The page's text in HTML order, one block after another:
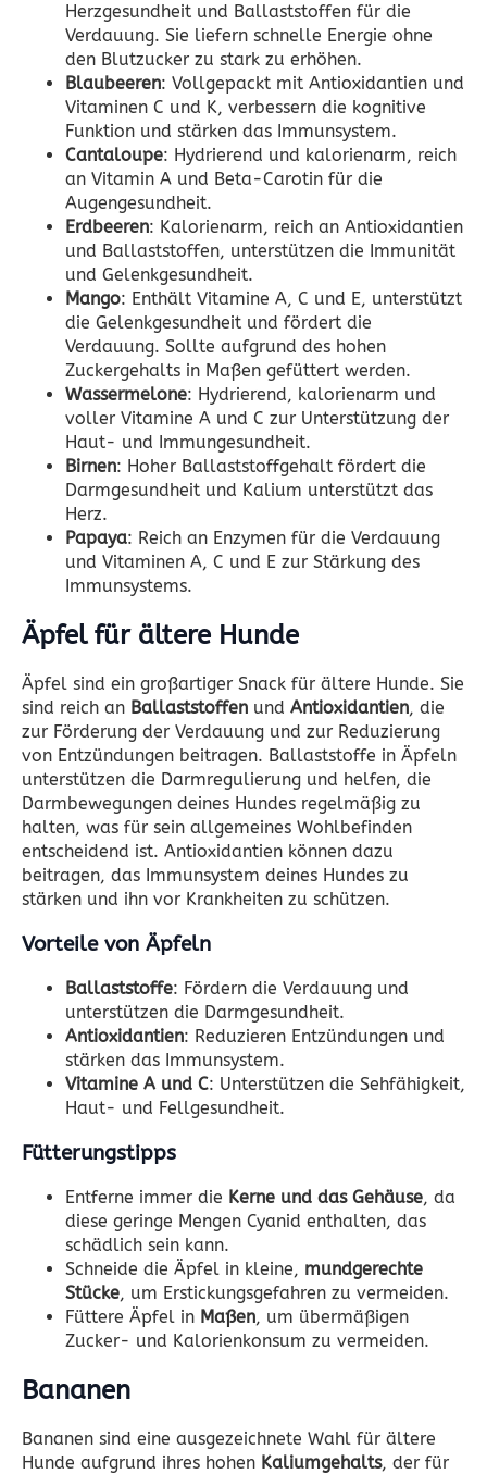
Herzgesundheit und Ballaststoffen für die
Verdauung. Sie liefern schnelle Energie ohne
den Blutzucker zu stark zu erhöhen.
Blaubeeren: Vollgepackt mit Antioxidantien und
Vitaminen C und K, verbessern die kognitive
Funktion und stärken das Immunsystem.
Cantaloupe: Hydrierend und kalorienarm, reich
an Vitamin A und Beta-Carotin für die
Augengesundheit.
Erdbeeren: Kalorienarm, reich an Antioxidantien
und Ballaststoffen, unterstützen die Immunität
und Gelenkgesundheit.
Mango: Enthält Vitamine A, C und E, unterstützt
die Gelenkgesundheit und fördert die
Verdauung. Sollte aufgrund des hohen
Zuckergehalts in Maßen gefüttert werden.
Wassermelone: Hydrierend, kalorienarm und
voller Vitamine A und C zur Unterstützung der
Haut- und Immungesundheit.
Birnen: Hoher Ballaststoffgehalt fördert die
Darmgesundheit und Kalium unterstützt das
Herz.
Papaya: Reich an Enzymen für die Verdauung
und Vitaminen A, C und E zur Stärkung des
Immunsystems.
Äpfel für ältere Hunde
Äpfel sind ein großartiger Snack für ältere Hunde. Sie
sind reich an Ballaststoffen und Antioxidantien, die
zur Förderung der Verdauung und zur Reduzierung
von Entzündungen beitragen. Ballaststoffe in Äpfeln
unterstützen die Darmregulierung und helfen, die
Darmbewegungen deines Hundes regelmäßig zu
halten, was für sein allgemeines Wohlbefinden
entscheidend ist. Antioxidantien können dazu
beitragen, das Immunsystem deines Hundes zu
stärken und ihn vor Krankheiten zu schützen.
Vorteile von Äpfeln
Ballaststoffe: Fördern die Verdauung und
unterstützen die Darmgesundheit.
Antioxidantien: Reduzieren Entzündungen und
stärken das Immunsystem.
Vitamine A und C: Unterstützen die Sehfähigkeit,
Haut- und Fellgesundheit.
Fütterungstipps
Entferne immer die Kerne und das Gehäuse, da
diese geringe Mengen Cyanid enthalten, das
schädlich sein kann.
Schneide die Äpfel in kleine, mundgerechte
Stücke, um Erstickungsgefahren zu vermeiden.
Füttere Äpfel in Maßen, um übermäßigen
Zucker- und Kalorienkonsum zu vermeiden.
Bananen
Bananen sind eine ausgezeichnete Wahl für ältere
Hunde aufgrund ihres hohen Kaliumgehalts, der für